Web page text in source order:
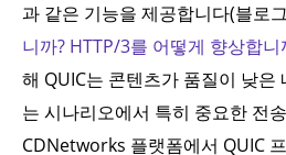
과 같은 기능을 제공합니다(블로
니까? HTTP/3를 어떻게 향상합니
해 QUIC는 콘텐츠가 품질이 낮은
는 시나리오에서 특히 중요한 전
CDNetworks 플랫폼에서 QUIC